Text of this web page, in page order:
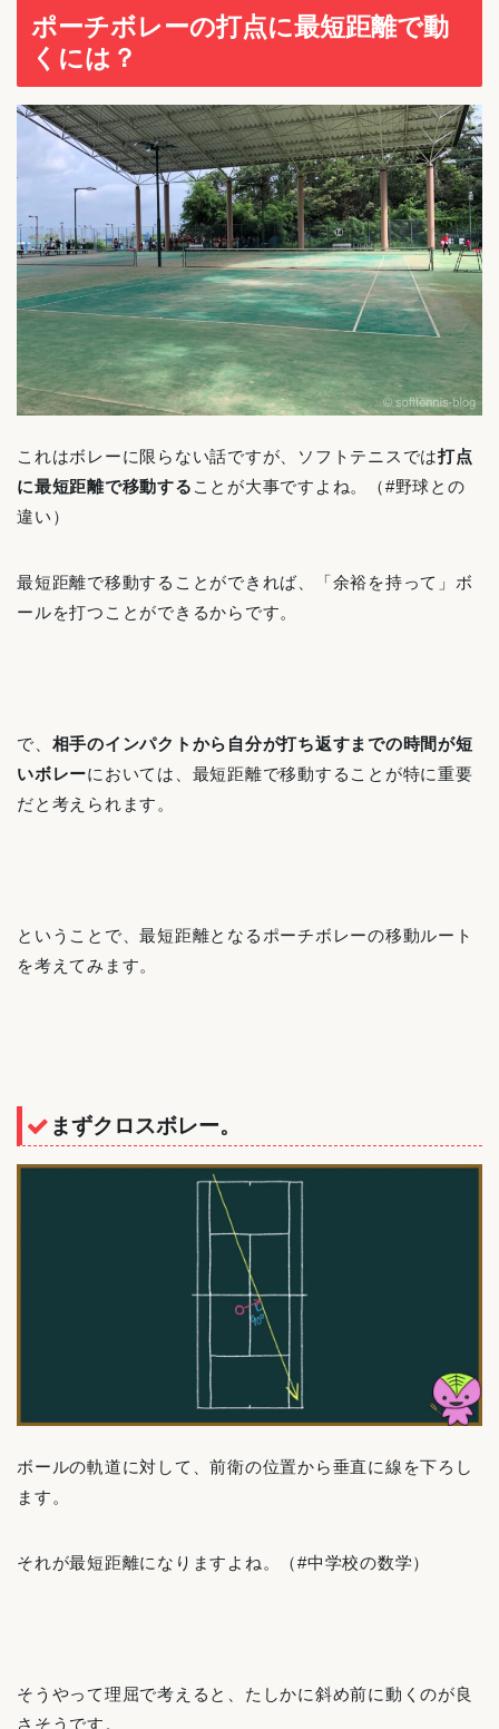
ポーチボレーの打点に最短距離で動
くには？
これはボレーに限らない話ですが、ソフトテニスでは打点
に最短距離で移動する ことが大事ですよね。（#野球との
違い）
最短距離で移動することができれば、「余裕を持って」ボ
ールを打つことができるからです。
で、 相手のインパクトから自分が打ち返すまでの時間が短
いボレーにおいては、最短距離で移動することが特に重要
だと考えられます。
ということで、最短距離となるポーチボレーの移動ルート
を考えてみます。
まずクロスボレー。
ボールの軌道に対して、前衛の位置から垂直に線を下ろし
ます。
それが最短距離になりますよね。（#中学校の数学）
そうやって理屈で考えると、たしかに斜め前に動くのが良
さそうです。